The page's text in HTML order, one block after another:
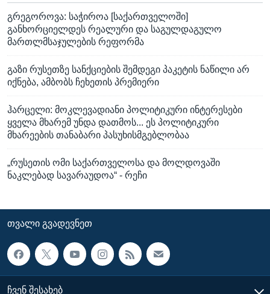
გრეგოროვა: საჭიროა [საქართველოში]
განხორციელდეს რეალური და საგულდაგულო
მართლმსაჯულების რეფორმა
გაზი რუსეთზე სანქციების შემდეგი პაკეტის ნაწილი არ
იქნება, ამბობს ჩეხეთის პრემიერი
ჰარცელი: მოკლევადიანი პოლიტიკური ინტერესები
ყველა მხარემ უნდა დათმოს... ეს პოლიტიკური
მხარეების თანაბარი პასუხისმგებლობაა
„რუსეთის ომი საქართველოსა და მოლდოვაში
ნაკლებად სავარაუდოა“ - რეჩი
ᲗᲕᲐᲚᲘ ᲒᲕᲐᲓᲔᲕᲜᲔᲗ
ᲩᲕᲔᲜ ᲨᲔᲡᲐᲮᲔᲑ